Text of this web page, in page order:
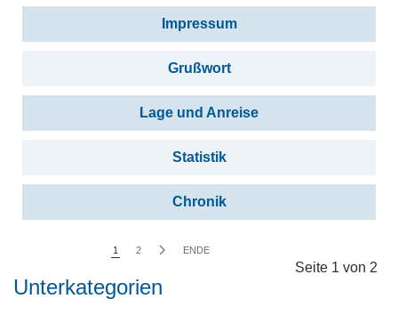
Beiträge
Impressum
Grußwort
Lage und Anreise
Statistik
Chronik
Seite 1 von 2
1 2 ENDE
Unterkategorien